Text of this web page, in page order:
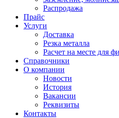
Распродажа
Прайс
Услуги
Доставка
Резка металла
Расчет на месте для
Справочники
О компании
Новости
История
Вакансии
Реквизиты
Контакты